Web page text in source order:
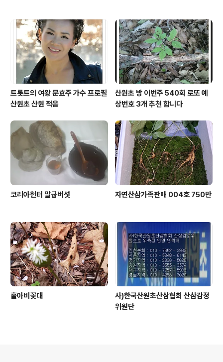
트롯트의 여왕 문효주 가수 프로필
산원초 산원 적음
산원초 방 이번주 540회 로또 예
상번호 3개 추천 합니다
코리아헌터 말굽버섯 자연산삼가족판매 004호 750만
홀아비꽃대
사)한국산원초산삼협회 산삼감정
위원단